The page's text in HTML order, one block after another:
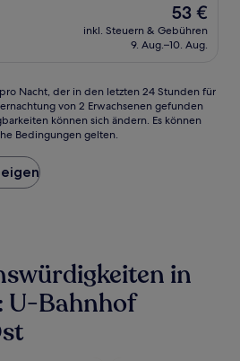
Der
Preis
beträgt
53 €
inkl. Steuern & Gebühren
9. Aug.–10. Aug.
Nacht, der in den letzten 24 Stunden für
von 2 Erwachsenen gefunden
können sich ändern. Es können
Bedingungen gelten.
in
U-Bahnhof